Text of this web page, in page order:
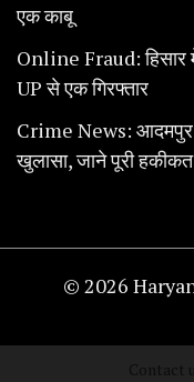
एक काबू
Online Fraud: हिसार
UP से एक गिरफ्तार
Crime News: आदमपुर
खुलासा, जाने पूरी हकीकत
© 2026